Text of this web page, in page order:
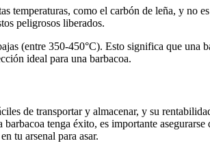
temperaturas, como el carbón de leña, y no
peligrosos liberados.
(entre 350-450°C). Esto significa que una
ideal para una barbacoa.
de transportar y almacenar, y su
tenga éxito, es importante
tu arsenal para asar.